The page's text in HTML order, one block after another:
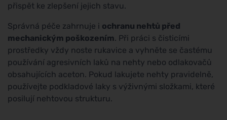
přispět ke zlepšení jejich stavu.
Správná péče zahrnuje i ochranu nehtů před
mechanickým poškozením. Při práci s čisticími
prostředky vždy noste rukavice a vyhněte se častému
používání agresivních laků na nehty nebo odlakovačů
obsahujících aceton. Pokud lakujete nehty pravidelně,
používejte podkladové laky s výživnými složkami, které
posilují nehtovou strukturu.